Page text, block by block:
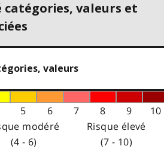
catégories, valeurs et
valeurs
5 6 7 8 9
10
modéré
(4 - 6)
Risque élevé
(7 - 10)